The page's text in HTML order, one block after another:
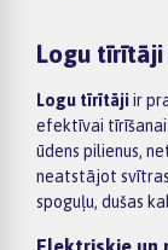
Logu
Logu tīrītājiir
efektīvai
ūdens pilienus,
neatstājot
spoguļu, dušas